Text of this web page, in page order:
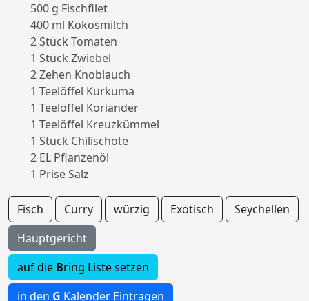
500 g Fischfilet
400 ml Kokosmilch
2 Stück Tomaten
1 Stück Zwiebel
2 Zehen Knoblauch
1 Teelöffel Kurkuma
1 Teelöffel Koriander
1 Teelöffel Kreuzkümmel
1 Stück Chilischote
2 EL Pflanzenöl
1 Prise Salz
Fisch Curry würzig Exotisch
Seychellen
Hauptgericht
auf die Bring Liste setzen
in den G Kalender Eintragen